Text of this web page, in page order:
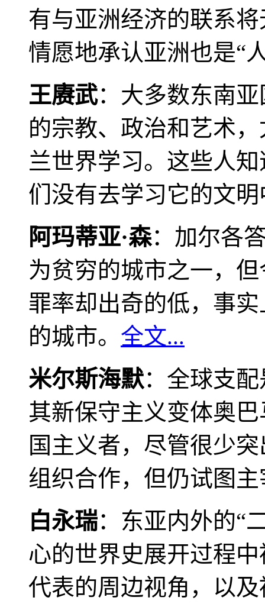
有与亚洲经济的联系
情愿地承认亚洲也是“
王赓武：大多数东南
的宗教、政治和艺术
兰世界学习。这些人
们没有去学习它的文
阿玛蒂亚·森：加尔各
为贫穷的城市之一，
罪率却出奇的低，事
的城市。 全文...
米尔斯海默：全球支
其新保守主义变体奥
国主义者，尽管很少
组织合作，但仍试图
白永瑞：东亚内外的“
心的世界史展开过程
代表的周边视角，以